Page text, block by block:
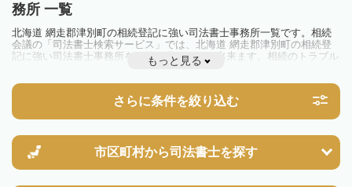
務所 一覧
北海道 網走郡津別町の相続登記に強い司法書士事務所一覧です。相続
会議の「司法書士検索サービス」では、北海道 網走郡津別町の相続登
記に強い司法書士事務所を一覧で見ることが出来ます。相続のトラブル
やお悩みを抱えている方は一度近隣の司法書士に相談してみましょう。
不動産を相続した場合、相続を知った日から3年以内に登記しないと、
10万円以下の過料が科せられるため、速やかな手続きが必要です。義務
化前の相続も対象となるため注意しましょう。
す。その他の相続手続きも任せることが可能です。
また、義務化に伴い、相続人申告登記制度が創設されました。遺産分割
の話し合いがまとまらず登記できない場合は、この制度の活用を検討し
もっと見る
さらに条件を絞り込む
市区町村から司法書士を探す